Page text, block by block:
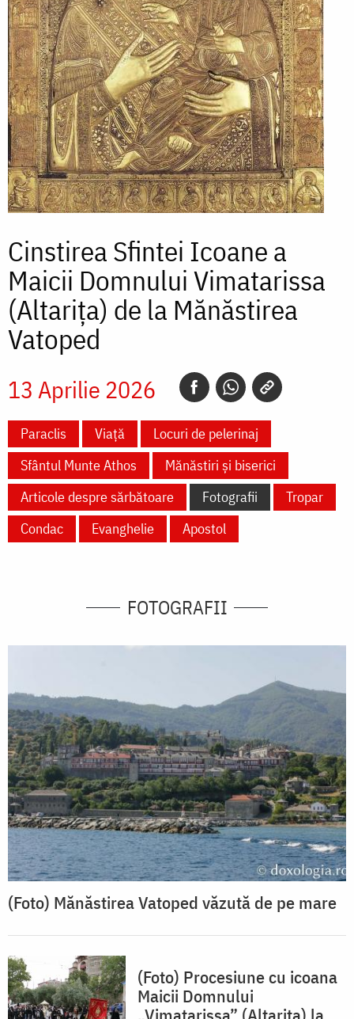
Cinstirea Sfintei Icoane a
Maicii Domnului Vimatarissa
(Altarița) de la Mănăstirea
Vatoped
13 Aprilie 2026
Paraclis Viață
Locuri de pelerinaj
Sfântul Munte Athos
Mănăstiri și biserici
Articole despre sărbătoare
Fotografii
Tropar
Condac
Evanghelie Apostol
FOTOGRAFII
(Foto) Mănăstirea Vatoped văzută de pe mare
(Foto) Procesiune cu icoana
Maicii Domnului